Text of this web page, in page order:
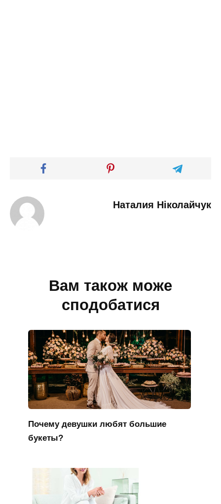
Наталия Ніколайчук
Вам також може
сподобатися
Почему девушки любят большие
букеты?